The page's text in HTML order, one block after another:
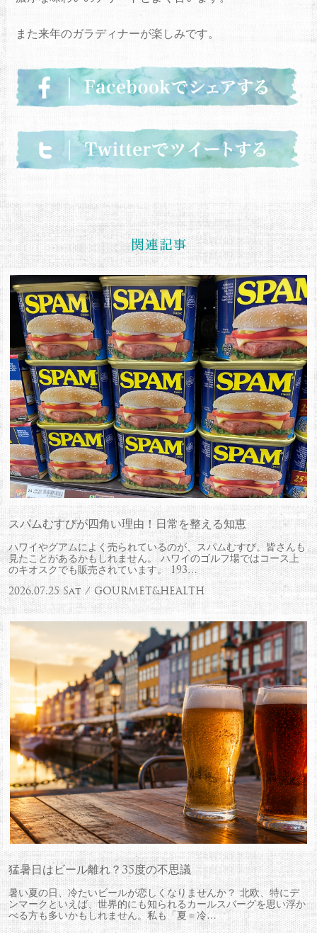
また来年のガラディナーが楽しみです。
スパムむすびが四角い理由！日常を整える知恵
ハワイやグアムによく売られているのが、スパムむすび。皆さんも
見たことがあるかもしれません。 ハワイのゴルフ場ではコース上
のキオスクでも販売されています。 193…
2026.07.25 Sat / GOURMET&HEALTH
猛暑日はビール離れ？35度の不思議
暑い夏の日、冷たいビールが恋しくなりませんか？ 北欧、特にデ
ンマークといえば、世界的にも知られるカールスバーグを思い浮か
べる方も多いかもしれません。私も「夏＝冷…